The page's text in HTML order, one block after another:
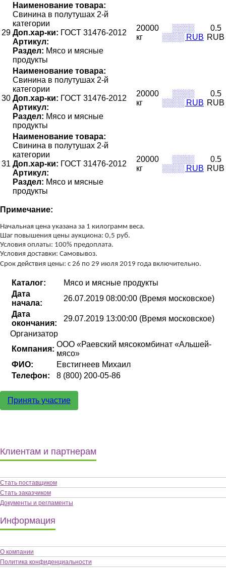
29
Наименование товара:
Свинина в полутушах 2-й
категории
Доп.хар-ки: ГОСТ 31476-2012
Артикул:
Раздел: Мясо и мясные
продукты
20000
кг
░░░░
░░░░ RUB
0.5
RUB
30
Наименование товара:
Свинина в полутушах 2-й
категории
Доп.хар-ки: ГОСТ 31476-2012
Артикул:
Раздел: Мясо и мясные
продукты
20000
кг
░░░░
░░░░ RUB
0.5
RUB
31
Наименование товара:
Свинина в полутушах 2-й
категории
Доп.хар-ки: ГОСТ 31476-2012
Артикул:
Раздел: Мясо и мясные
продукты
20000
кг
░░░░
░░░░ RUB
0.5
RUB
Примечание:
Начальная цена указана за 1 килограмм веса.
Шаг повышения цены аукциона: 0,5 руб.
Условия оплаты: 100% предоплата.
Условия доставки: Самовывоз.
Срок действия цены: с 26 по 29 июля 2019 года включительно.
Каталог:
Мясо и мясные продукты
Дата
начала:
26.07.2019 08:00:00 (Время московское)
Дата
окончания:
29.07.2019 13:00:00 (Время московское)
Организатор
Компания:
ООО «Раевский мясокомбинат «Альшей-
мясо»
ФИО:
Евстигнеев Михаил
Телефон:
8 (800) 200-05-86
Принять участие
Клиентам и партнерам
Стать поставщиком
Стать заказчиком
Документы и регламенты
Информация
О компании
Политика конфиденциальности